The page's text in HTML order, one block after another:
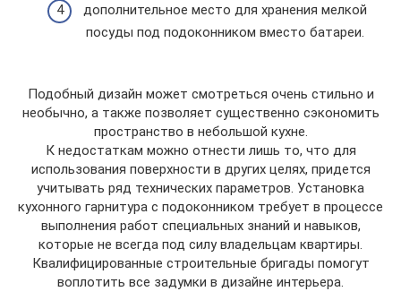
дополнительное место для хранения мелкой
посуды под подоконником вместо батареи.
Подобный дизайн может смотреться очень стильно и
необычно, а также позволяет существенно сэкономить
пространство в небольшой кухне.
К недостаткам можно отнести лишь то, что для
использования поверхности в других целях, придется
учитывать ряд технических параметров. Установка
кухонного гарнитура с подоконником требует в процессе
выполнения работ специальных знаний и навыков,
которые не всегда под силу владельцам квартиры.
Квалифицированные строительные бригады помогут
воплотить все задумки в дизайне интерьера.